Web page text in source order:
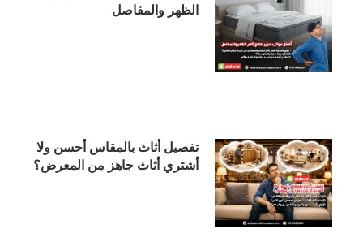
الظهر والمفاصل
تفصيل أثاث بالمقاس أحسن ولا
أشتري أثاث جاهز من المعرض؟